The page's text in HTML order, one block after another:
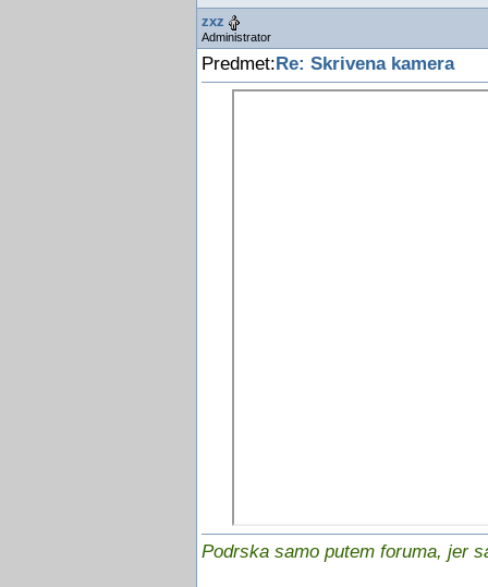
zxz
Administrator
Predmet:Re: Skrivena kamera
Podrska samo putem foruma, jer